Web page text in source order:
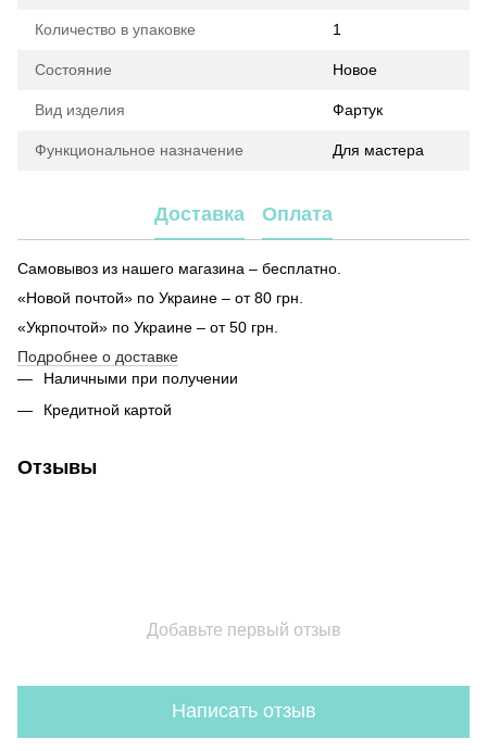
Количество в упаковке 1
Состояние Новое
Вид изделия Фартук
Функциональное назначение Для мастера
Доставка Оплата
Самовывоз из нашего магазина – бесплатно.
«Новой почтой» по Украине – от 80 грн.
«Укрпочтой» по Украине – от 50 грн.
Подробнее о доставке
Наличными при получении
Кредитной картой
Отзывы
Добавьте первый отзыв
Написать отзыв